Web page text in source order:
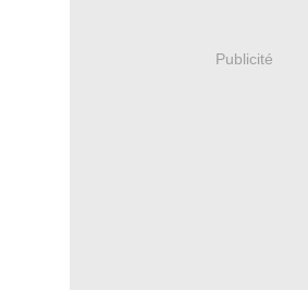
Publicité